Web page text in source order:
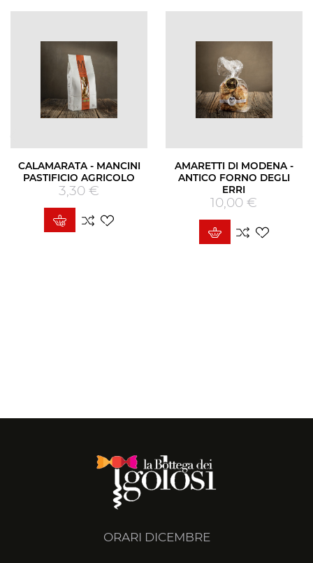
CALAMARATA - MANCINI
PASTIFICIO AGRICOLO
Prezzo
3,30 €
AMARETTI DI MODENA -
ANTICO FORNO DEGLI
ERRI
Prezzo
10,00 €
ORARI DICEMBRE